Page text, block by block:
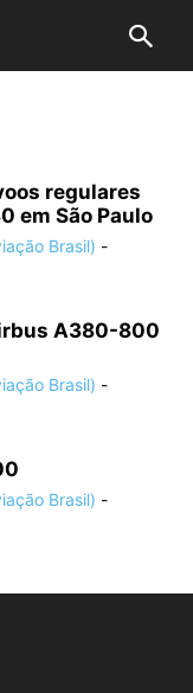
regulares
em São Paulo
Brasil) -
A380-800
Brasil) -
Brasil) -